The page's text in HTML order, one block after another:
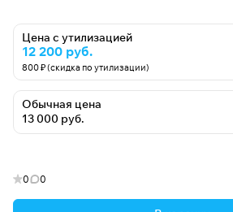
Цена с утилизацией
12 200 руб.
800 ₽ (скидка по утилизации)
Обычная цена
13 000 руб.
0 0